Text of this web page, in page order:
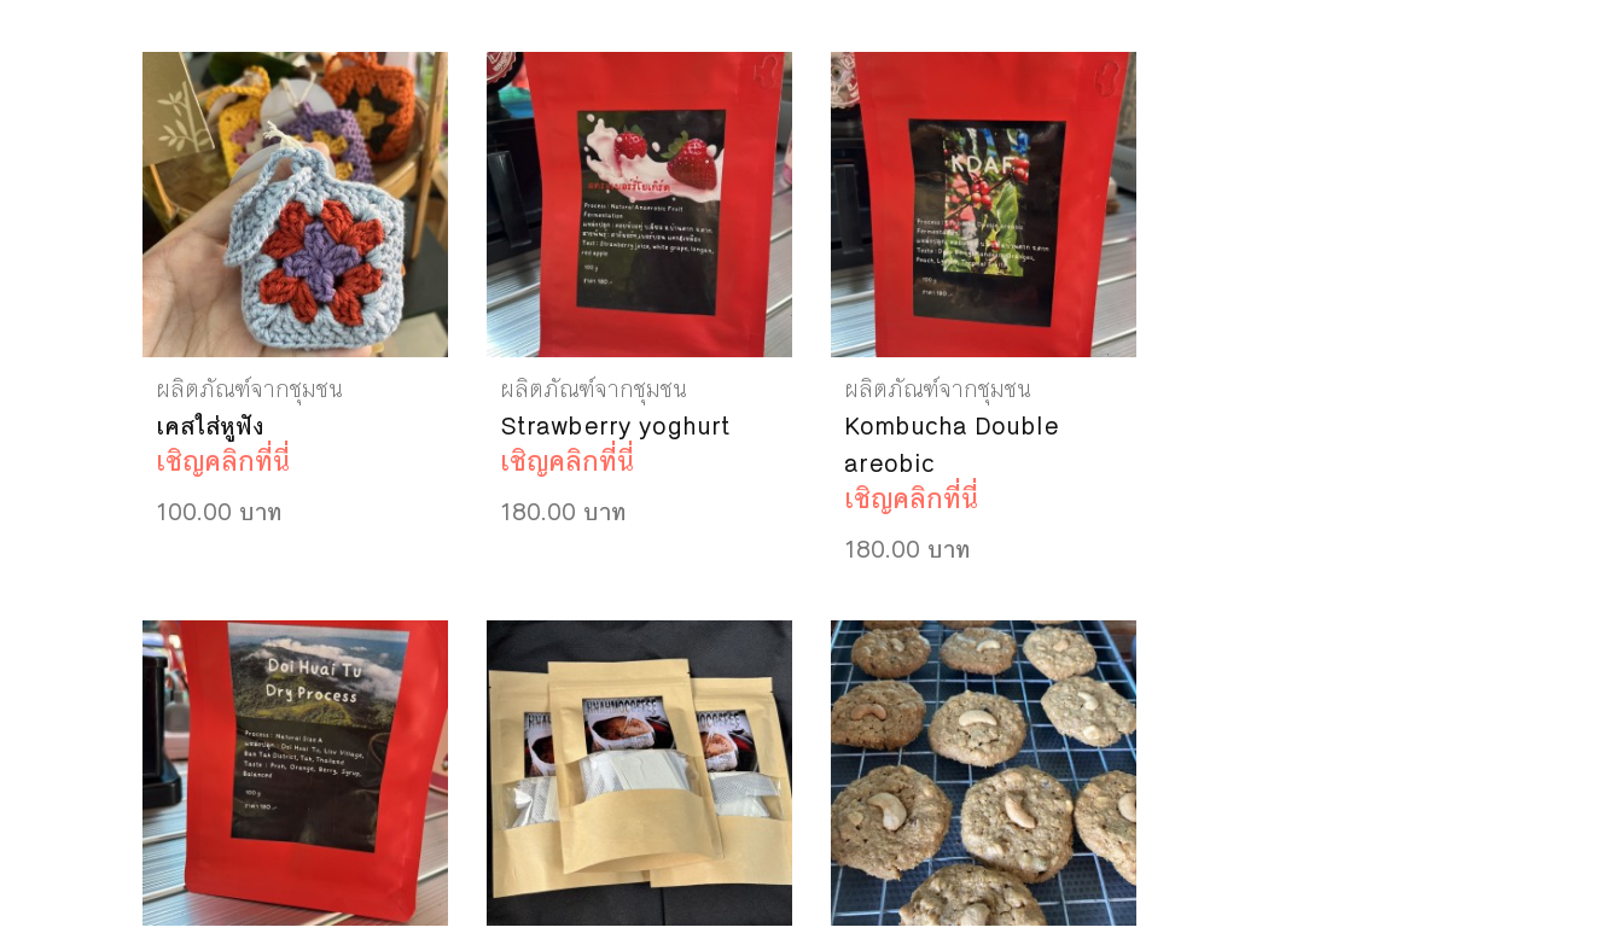
ผลิตภัณฑ์จากชุมชน
เคสใส่หูฟัง
เชิญคลิกที่นี่
100.00 บาท
ผลิตภัณฑ์จากชุมชน
Strawberry yoghurt
เชิญคลิกที่นี่
180.00 บาท
ผลิตภัณฑ์จากชุมชน
Kombucha Double
areobic
เชิญคลิกที่นี่
180.00 บาท